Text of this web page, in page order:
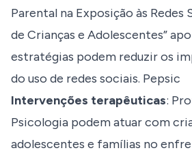
Parental na Exposição às Redes
de Crianças e Adolescentes”
estratégias podem reduzir os
do uso de redes sociais. Pepsic
Intervenções terapêuticas:
Psicologia podem atuar com
adolescentes e famílias no